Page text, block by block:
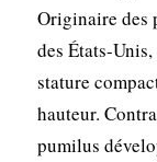
Originaire des
des États-
stature
hauteur.
pumilus